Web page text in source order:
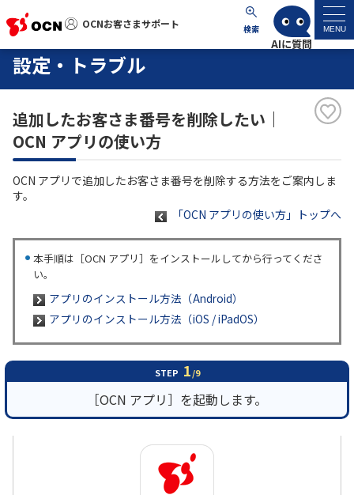
OCNお客さまサポート 検索 MENU
OCNお客さまサポート
サポートトップ
サービス名から探す
工事・故障情報
各種ダウンロード
お問い合わせ
履歴・お気に入り
NTTドコモビジネスのお客さ
設定・トラブル
追加したお客さま番号を削除したい｜
OCN アプリの使い方
OCN アプリで追加したお客さま番号を削除する方法をご案内しま
す。
「OCN アプリの使い方」トップへ
本手順は［OCN アプリ］をインストールしてから行ってくださ
い。
アプリのインストール方法（Android）
アプリのインストール方法（iOS / iPadOS）
STEP 1/9
［OCN アプリ］を起動します。